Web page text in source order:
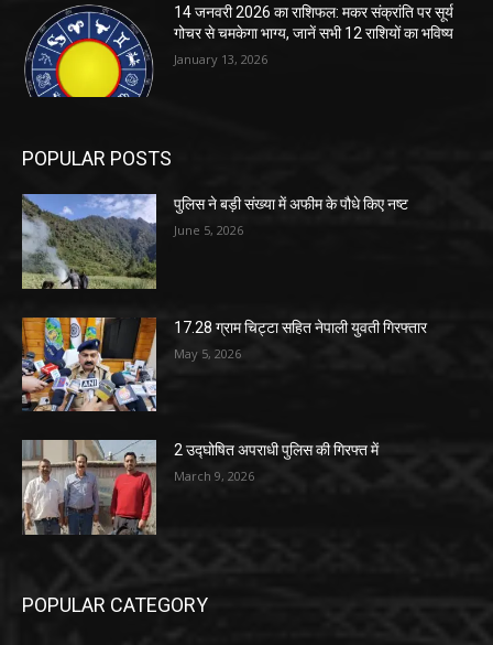
14 जनवरी 2026 का राशिफल: मकर संक्रांति पर सूर्य
गोचर से चमकेगा भाग्य, जानें सभी 12 राशियों का भविष्य
January 13, 2026
POPULAR POSTS
पुलिस ने बड़ी संख्या में अफीम के पौधे किए नष्ट
June 5, 2026
17.28 ग्राम चिट्टा सहित नेपाली युवती गिरफ्तार
May 5, 2026
2 उद्घोषित अपराधी पुलिस की गिरफ्त में
March 9, 2026
POPULAR CATEGORY